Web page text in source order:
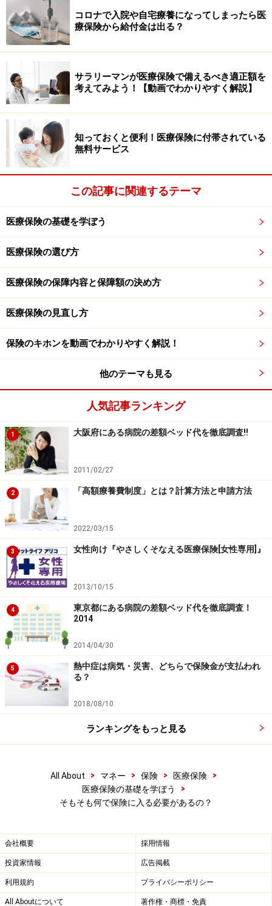
と楽しみに欠けるかもしれません。
リオネル・メッシやクリスティアーノ・ロナウドのよう
を得られないリスクを取るよりも、堅実な守備によりリ
スクを回避することのほうが賢い選択なのかもしれませ
攻撃的な波乱万丈の人生よりも、守備的で堅実な人生の
ほうが幸せと感じる人も多いのではないでしょうか。
保険は人生における守り（ディフェンス）の代表格！ 続
きは次のページで。
※記事内容は執筆時点のものです。最新の内容をご確認くださ
い。
本記事の内容は一般的な情報提供を目的としており、特定の金融
商品や投資行動を推奨するものではありません。
投資や資産運用に関する最終的なご判断はご自身の責任において
が、その内容を保証するものではなく、これに基づく損失・損害
の公式情報をご確認ください。
1/3 次のページへ
コロナで入院や自宅療養になってしまったら医
療保険から給付金は出る？
サラリーマンが医療保険で備えるべき適正額を
考えてみよう！【動画でわかりやすく解説】
知っておくと便利！医療保険に付帯されている
無料サービス
この記事に関連するテーマ
医療保険の基礎を学ぼう
医療保険の選び方
医療保険の保障内容と保障額の決め方
医療保険の見直し方
保険のキホンを動画でわかりやすく解説！
他のテーマも見る
人気記事ランキング
1 大阪府にある病院の差額ベッド代を徹底調査!!
2011/02/27
2 「高額療養費制度」とは？計算方法と申請方法
2022/03/15
3 女性向け『やさしくそなえる医療保険[女性専用]』
2013/10/15
4
東京都にある病院の差額ベッド代を徹底調査！
2014
2014/04/30
5
熱中症は病気・災害、どちらで保険金が支払われ
る？
2018/08/10
ランキングをもっと見る
All About > マネー > 保険 > 医療保険
>
医療保険の基礎を学ぼう
>
そもそも何で保険に入る必要があるの？
会社概要 採用情報
投資家情報 広告掲載
利用規約 プライバシーポリシー
All Aboutについて 著作権・商標・免責